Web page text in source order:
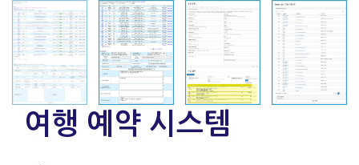
여행 예약 시스템